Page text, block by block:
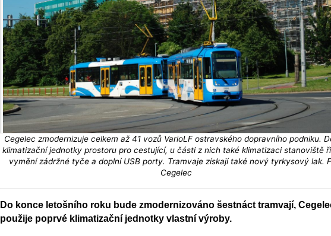
Cegelec zmodernizuje celkem až 41 vozů VarioLF ostravského dopravního podniku.
klimatizační jednotky prostoru pro cestující, u části z nich také klimatizaci stanoviště
vymění zádržné tyče a doplní USB porty. Tramvaje získají také nový tyrkysový lak.
Cegelec
Do konce letošního roku bude zmodernizováno šestnáct tramvají,
použije poprvé klimatizační jednotky vlastní výroby.